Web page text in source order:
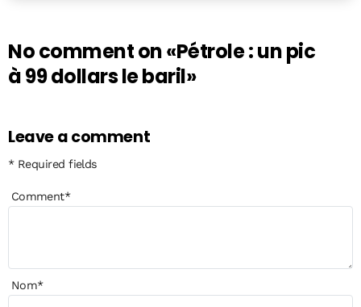
No comment on«Pétrole : un pic
à 99 dollars le baril»
Leave a comment
* Required fields
Comment*
Nom*